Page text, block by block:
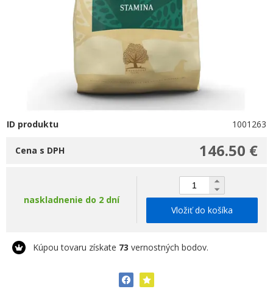
ID produktu 1001263
146.50 €
Cena s DPH
naskladnenie do 2 dní
Vložiť do košíka
Kúpou tovaru získate 73 vernostných bodov.